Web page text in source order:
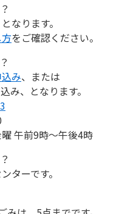
なります。
をご確認ください。
み、または
み、となります。
曜 午前9時～午後4時
ターです。